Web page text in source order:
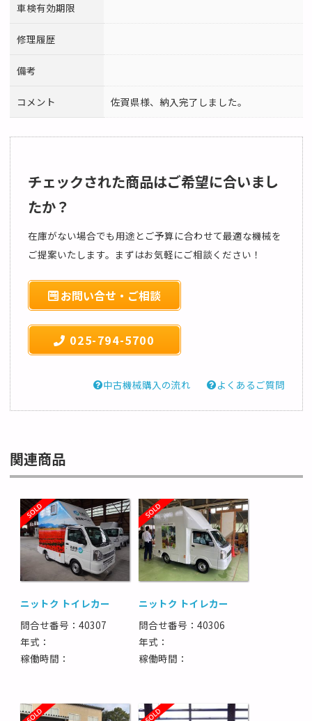
車検有効期限
修理履歴
備考
コメント 佐賀県様、納入完了しました。
チェックされた商品はご希望に合いまし
たか？
在庫がない場合でも用途とご予算に合わせて最適な機械を
ご提案いたします。まずはお気軽にご相談ください！
お問い合せ・ご相談
025-794-5700
中古機械購入の流れ よくあるご質問
関連商品
ニットク トイレカー
問合せ番号：40307
年式：
稼働時間：
ニットク トイレカー
問合せ番号：40306
年式：
稼働時間：